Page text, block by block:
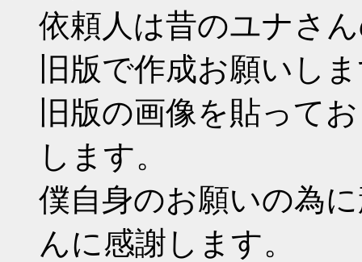
依頼人は昔のユナさ
旧版で作成お願いし
旧版の画像を貼って
します。
僕自身のお願いの為
んに感謝します。